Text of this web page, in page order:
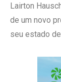
Lairton
de um novo
seu estado